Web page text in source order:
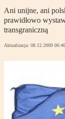
Ani unijne, ani
prawidłowo
transgraniczną
Aktualizacja: 08.12.2009 06:46